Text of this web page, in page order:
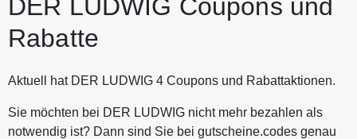
DER LUDWIG Coupons und
Rabatte
Aktuell hat DER LUDWIG 4 Coupons und Rabattaktionen.
Sie möchten bei DER LUDWIG nicht mehr bezahlen als
notwendig ist? Dann sind Sie bei gutscheine.codes genau